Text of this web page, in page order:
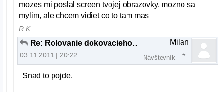
mozes mi poslal screen tvojej obrazovky, mozno sa
mylim, ale chcem vidiet co to tam mas
R.K
Re: Rolovanie dokovacieho panelu a "plocha"
03.11.2011 | 20:22
Milan
Návštevník
Snad to pojde.